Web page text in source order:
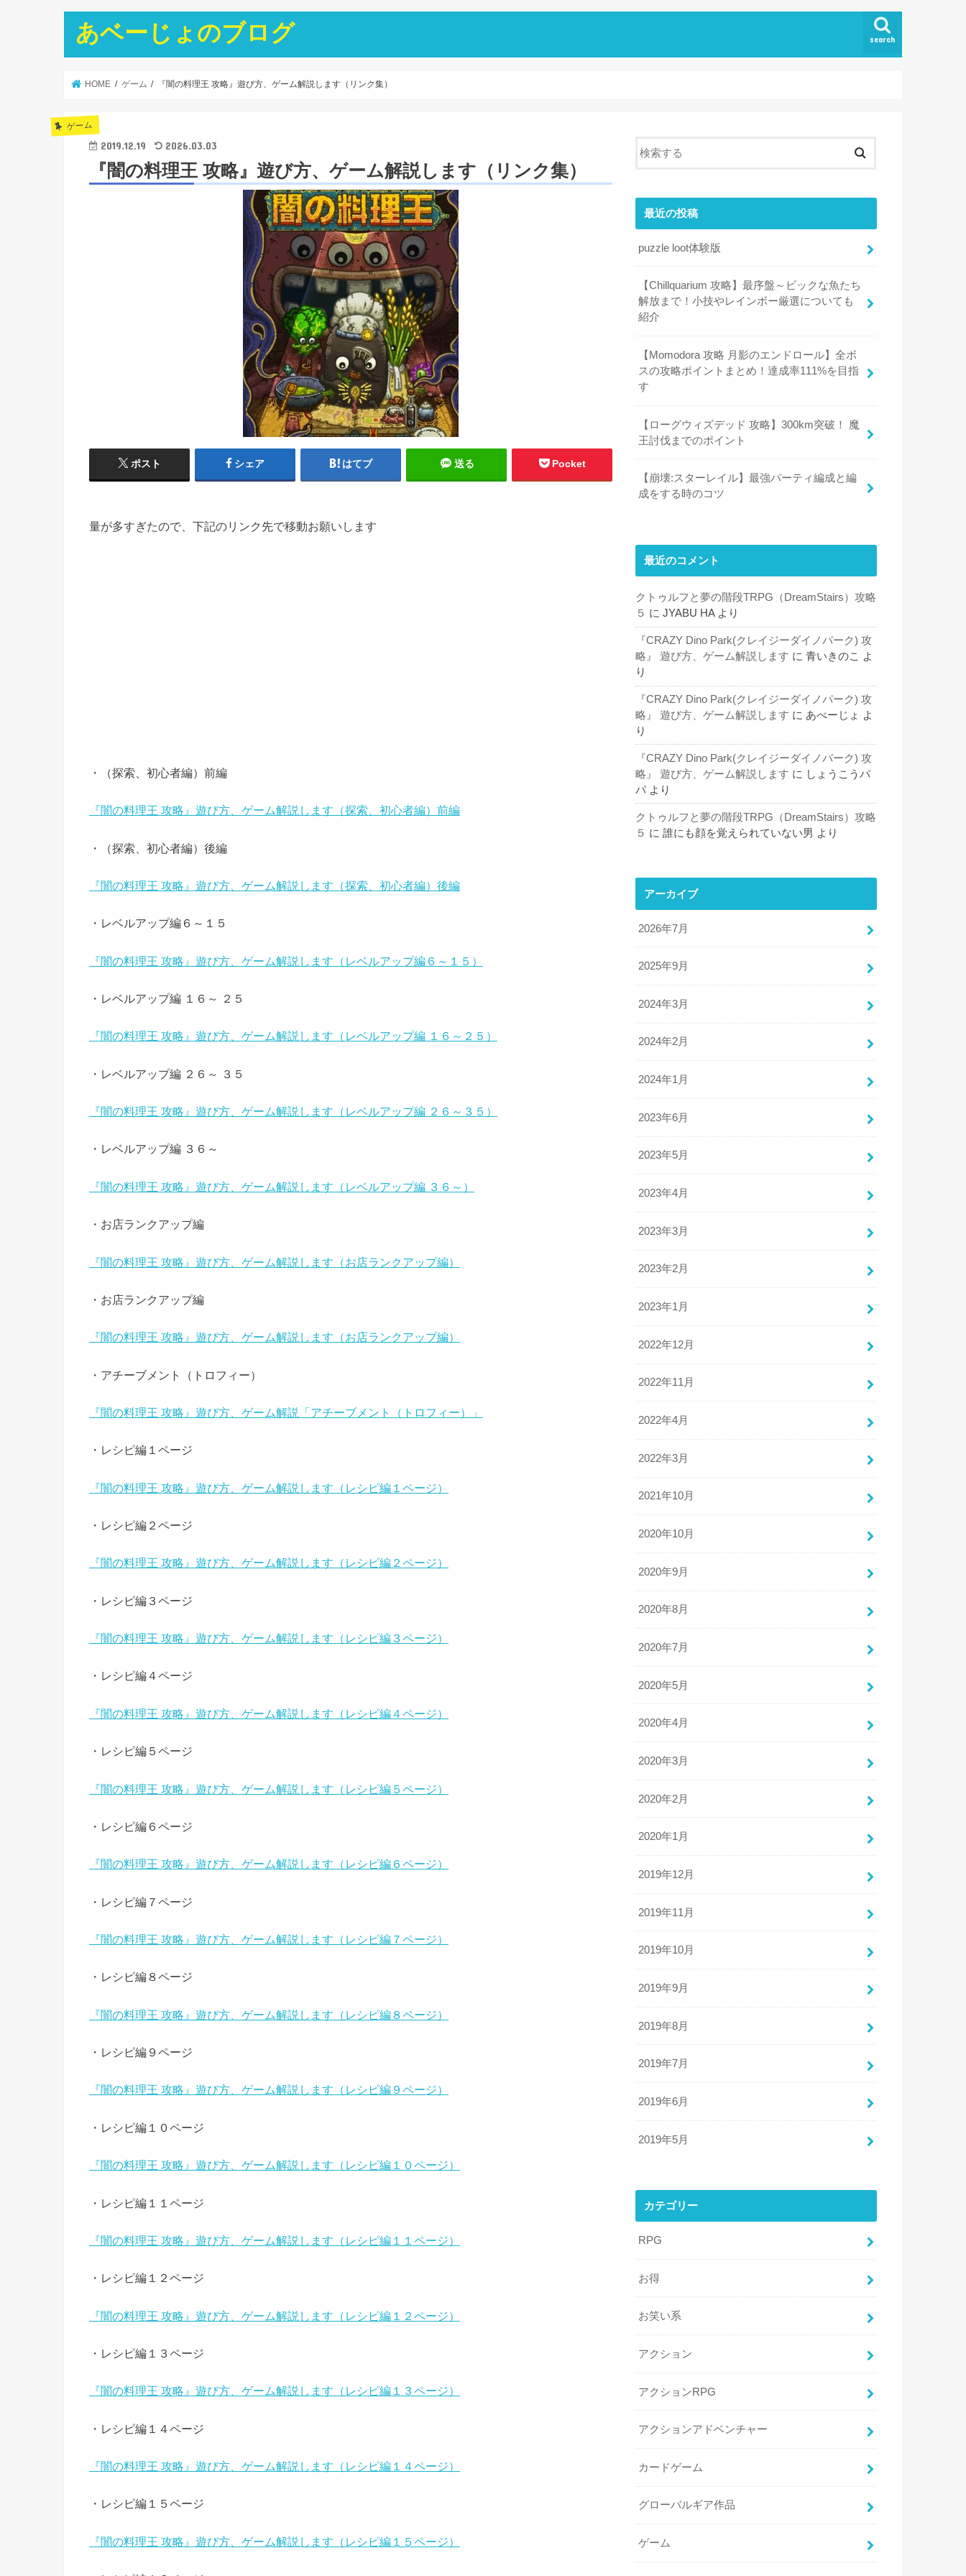
あベーじょのブログ search
HOME ゲーム 『闇の料理王 攻略』遊び方、ゲーム解説します（リンク集）
ゲーム
2019.12.19 2026.03.03
『闇の料理王 攻略』遊び方、ゲーム解説します（リンク集）
ポスト シェア はてブ 送る Pocket
量が多すぎたので、下記のリンク先で移動お願いします
・（探索、初心者編）前編
『闇の料理王 攻略』遊び方、ゲーム解説します（探索、初心者編）前編
・（探索、初心者編）後編
『闇の料理王 攻略』遊び方、ゲーム解説します（探索、初心者編）後編
・レベルアップ編６～１５
『闇の料理王 攻略』遊び方、ゲーム解説します（レベルアップ編６～１５）
・レベルアップ編 １６～ ２５
『闇の料理王 攻略』遊び方、ゲーム解説します（レベルアップ編 １６～２５）
・レベルアップ編 ２６～ ３５
『闇の料理王 攻略』遊び方、ゲーム解説します（レベルアップ編 ２６～３５）
・レベルアップ編 ３６～
『闇の料理王 攻略』遊び方、ゲーム解説します（レベルアップ編 ３６～）
・お店ランクアップ編
『闇の料理王 攻略』遊び方、ゲーム解説します（お店ランクアップ編）
・お店ランクアップ編
『闇の料理王 攻略』遊び方、ゲーム解説します（お店ランクアップ編）
・アチーブメント（トロフィー）
『闇の料理王 攻略』遊び方、ゲーム解説「アチーブメント（トロフィー）」
・レシピ編１ページ
『闇の料理王 攻略』遊び方、ゲーム解説します（レシピ編１ページ）
・レシピ編２ページ
『闇の料理王 攻略』遊び方、ゲーム解説します（レシピ編２ページ）
・レシピ編３ページ
『闇の料理王 攻略』遊び方、ゲーム解説します（レシピ編３ページ）
・レシピ編４ページ
『闇の料理王 攻略』遊び方、ゲーム解説します（レシピ編４ページ）
・レシピ編５ページ
『闇の料理王 攻略』遊び方、ゲーム解説します（レシピ編５ページ）
・レシピ編６ページ
『闇の料理王 攻略』遊び方、ゲーム解説します（レシピ編６ページ）
・レシピ編７ページ
『闇の料理王 攻略』遊び方、ゲーム解説します（レシピ編７ページ）
・レシピ編８ページ
『闇の料理王 攻略』遊び方、ゲーム解説します（レシピ編８ページ）
・レシピ編９ページ
『闇の料理王 攻略』遊び方、ゲーム解説します（レシピ編９ページ）
・レシピ編１０ページ
『闇の料理王 攻略』遊び方、ゲーム解説します（レシピ編１０ページ）
・レシピ編１１ページ
『闇の料理王 攻略』遊び方、ゲーム解説します（レシピ編１１ページ）
・レシピ編１２ページ
『闇の料理王 攻略』遊び方、ゲーム解説します（レシピ編１２ページ）
・レシピ編１３ページ
『闇の料理王 攻略』遊び方、ゲーム解説します（レシピ編１３ページ）
・レシピ編１４ページ
『闇の料理王 攻略』遊び方、ゲーム解説します（レシピ編１４ページ）
・レシピ編１５ページ
『闇の料理王 攻略』遊び方、ゲーム解説します（レシピ編１５ページ）
最近の投稿
puzzle loot体験版
【Chillquarium 攻略】最序盤～ビックな魚たち
解放まで！小技やレインボー厳選についても
紹介
【Momodora 攻略 月影のエンドロール】全ボ
スの攻略ポイントまとめ！達成率111%を目指
す
【ローグウィズデッド 攻略】300km突破！ 魔
王討伐までのポイント
【崩壊:スターレイル】最強パーティ編成と編
成をする時のコツ
最近のコメント
クトゥルフと夢の階段TRPG（DreamStairs）攻略
５ に JYABU HAより
『CRAZY Dino Park(クレイジーダイノパーク) 攻
略』 遊び方、ゲーム解説します に 青いきのこ
よ
り
『CRAZY Dino Park(クレイジーダイノパーク) 攻
略』 遊び方、ゲーム解説します に あべーじょ
よ
り
『CRAZY Dino Park(クレイジーダイノパーク) 攻
略』 遊び方、ゲーム解説します に しょうこうパ
パより
クトゥルフと夢の階段TRPG（DreamStairs）攻略
５ に 誰にも顔を覚えられていない男 より
アーカイブ
2026年7月
2025年9月
2024年3月
2024年2月
2024年1月
2023年6月
2023年5月
2023年4月
2023年3月
2023年2月
2023年1月
2022年12月
2022年11月
2022年4月
2022年3月
2021年10月
2020年10月
2020年9月
2020年8月
2020年7月
2020年5月
2020年4月
2020年3月
2020年2月
2020年1月
2019年12月
2019年11月
2019年10月
2019年9月
2019年8月
2019年7月
2019年6月
2019年5月
カテゴリー
RPG
お得
お笑い系
アクション
アクションRPG
アクションアドベンチャー
カードゲーム
グローバルギア作品
ゲーム